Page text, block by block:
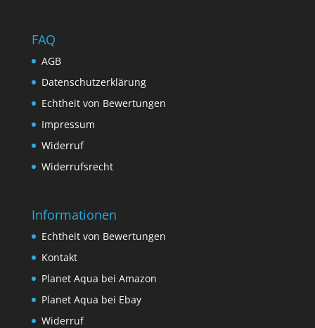
FAQ
AGB
Datenschutzerklärung
Echtheit von Bewertungen
Impressum
Widerruf
Widerrufsrecht
Informationen
Echtheit von Bewertungen
Kontakt
Planet Aqua bei Amazon
Planet Aqua bei Ebay
Widerruf